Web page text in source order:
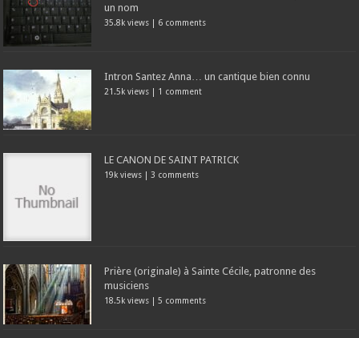
un nom
35.8k views | 6 comments
Intron Santez Anna… un cantique bien connu
21.5k views | 1 comment
LE CANON DE SAINT PATRICK
19k views | 3 comments
Prière (originale) à Sainte Cécile, patronne des
musiciens
18.5k views |5 comments